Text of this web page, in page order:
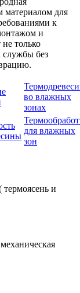
материалом для
к
и
только
без
во влажных
зонах
для влажных
зон
и